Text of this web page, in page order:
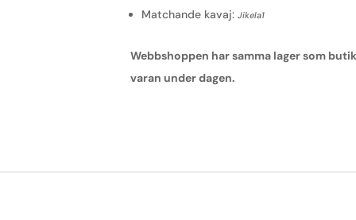
Matchande kavaj:Jikela1
Webbshoppen har samma lager som
varan under dagen.